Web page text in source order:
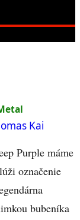
Kai
Purple máme
označenie
bubeníka